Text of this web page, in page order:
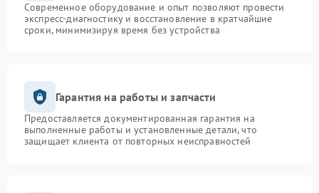
Современное оборудование и опыт позволяют провести
экспресс-диагностику и восстановление в кратчайшие
сроки, минимизируя время без устройства
Гарантия на работы и запчасти
Предоставляется документированная гарантия на
выполненные работы и установленные детали, что
защищает клиента от повторных неисправностей